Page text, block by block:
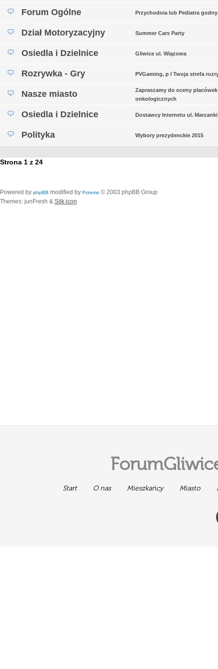
Forum Ogólne Przychodnia lub Pediatra
Dział Motoryzacyjny Summer Cars Party
Osiedla i Dzielnice Gliwice ul. Wiązowa
Rozrywka - Gry PVGaming, p l Twoja strefa
Nasze miasto
Zapraszamy do oceny placówek
onkologicznych
Osiedla i Dzielnice Dostawcy Internetu ul. Marzanki
Polityka Wybory prezydenckie 2015
Strona 1 z 24
Powered by phpBB modified by Przemo © 2003 phpBB Group
Themes: junFresh & Silk icon
Start O nas Mieszkańcy Miasto